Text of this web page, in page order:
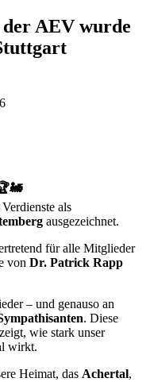
der AEV wurde
als
ausgezeichnet.
für alle Mitglieder
von Dr. Patrick Rapp
– und genauso an
. Diese
wie stark unser
wirkt.
Heimat, das Achertal,